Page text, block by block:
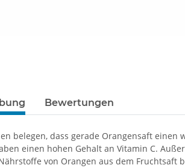
Bewertungen
belegen, dass gerade Orangensaft
einen hohen Gehalt an Vitamin C.
von Orangen aus dem Fruchtsaft